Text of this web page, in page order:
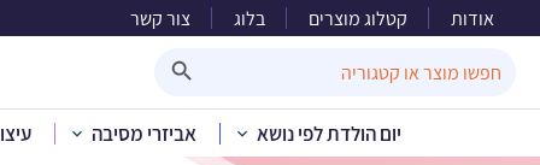
אודות קטלוג מוצרים בלוג צור קשר
for:
יום הולדת לפי נושא אביזרי מסיבה
בית»קטלוג